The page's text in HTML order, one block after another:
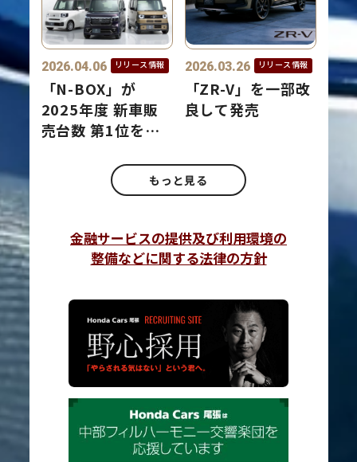
2026.04.06 リリース情報
「N-BOX」が
2025年度 新車販
売台数 第1位を獲
2026.03.26 リリース情報
「ZR-V」を一部改
良して発売
もっと見る
金融サービスの提供及び利用環境の
整備などに関する法律の方針